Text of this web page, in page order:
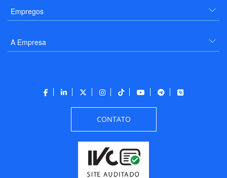
Empregos
A Empresa
CONTATO